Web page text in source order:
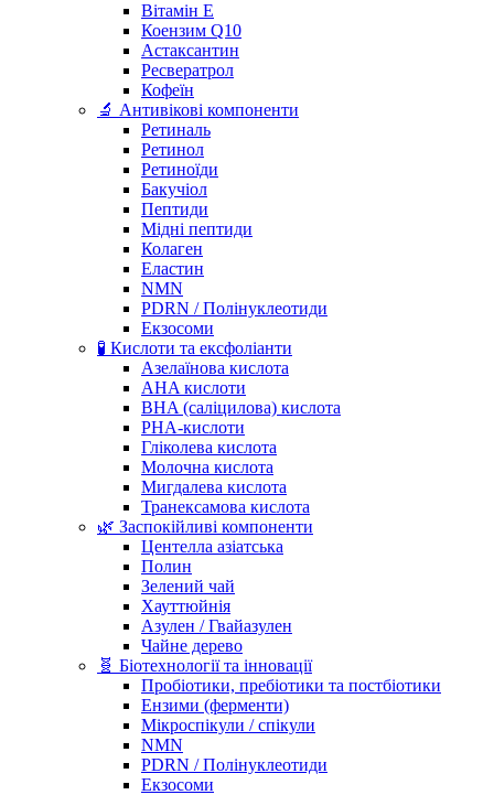
Вітамін Е
Коензим Q10
Астаксантин
Ресвератрол
Кофеїн
🔬 Антивікові компоненти
Ретиналь
Ретинол
Ретиноїди
Бакучіол
Пептиди
Мідні пептиди
Колаген
Еластин
NMN
PDRN / Полінуклеотиди
Екзосоми
🧪 Кислоти та ексфоліанти
Азелаїнова кислота
AHA кислоти
BHA (саліцилова) кислота
PHA-кислоти
Гліколева кислота
Молочна кислота
Мигдалева кислота
Транексамова кислота
🌿 Заспокійливі компоненти
Центелла азіатська
Полин
Зелений чай
Хауттюйнія
Азулен / Гвайазулен
Чайне дерево
🧬 Біотехнології та інновації
Пробіотики, пребіотики та постбіотики
Ензими (ферменти)
Мікроспікули / спікули
NMN
PDRN / Полінуклеотиди
Екзосоми